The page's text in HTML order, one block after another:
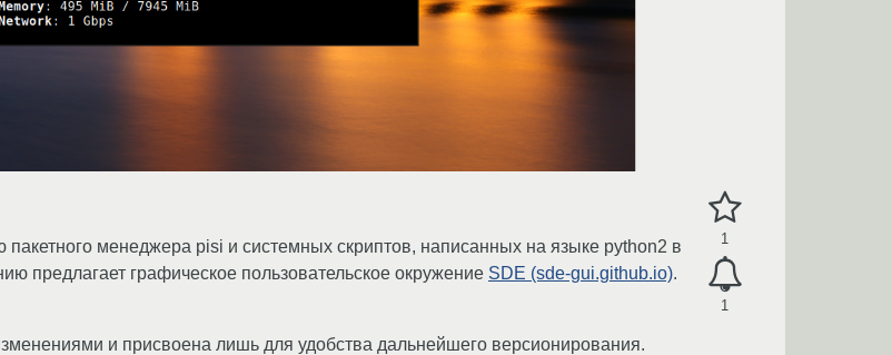
1
1
менеджера pisi и системных скриптов, написанных на языке python2 в
предлагает графическое пользовательское окружение SDE (sde-gui.github.io).
и присвоена лишь для удобства дальнейшего версионирования.